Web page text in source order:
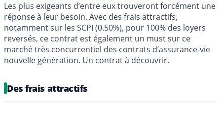
Les plus exigeants d’entre eux trouveront forcément une
réponse à leur besoin. Avec des frais attractifs,
notamment sur les SCPI (0.50%), pour 100% des loyers
reversés, ce contrat est également un must sur ce
marché très concurrentiel des contrats d’assurance-vie
nouvelle génération. Un contrat à découvrir.
Des frais attractifs